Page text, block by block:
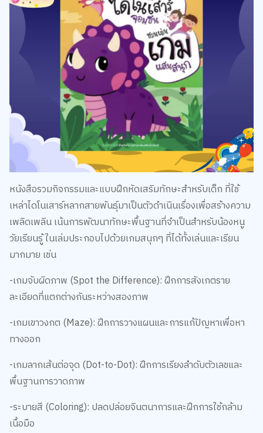
หนังสือรวมกิจกรรมและแบบฝึกหัดเสริมทักษะสำหรับเด็ก ที่ใช้
เหล่าไดโนเสาร์หลากสายพันธุ์มาเป็นตัวดำเนินเรื่องเพื่อสร้างความ
เพลิดเพลิน เน้นการพัฒนาทักษะพื้นฐานที่จำเป็นสำหรับน้องหนู
วัยเรียนรู้ ในเล่มประกอบไปด้วยเกมสนุกๆ ที่ได้ทั้งเล่นและเรียน
มากมาย เช่น
-เกมจับผิดภาพ (Spot the Difference): ฝึกการสังเกตราย
ละเอียดที่แตกต่างกันระหว่างสองภาพ
-เกมเขาวงกต (Maze): ฝึกการวางแผนและการแก้ปัญหาเพื่อหา
ทางออก
-เกมลากเส้นต่อจุด (Dot-to-Dot): ฝึกการเรียงลำดับตัวเลขและ
พื้นฐานการวาดภาพ
-ระบายสี (Coloring): ปลดปล่อยจินตนาการและฝึกการใช้กล้าม
เนื้อมือ